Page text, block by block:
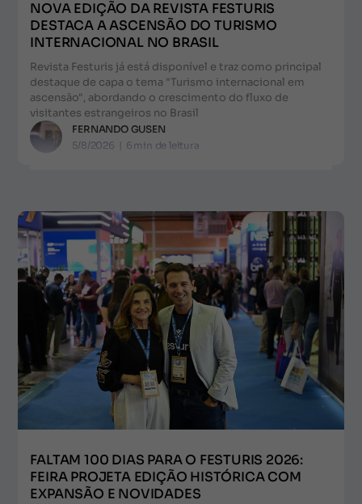
NOVA EDIÇÃO DA REVISTA FESTURIS
DESTACA A ASCENSÃO DO TURISMO
INTERNACIONAL NO BRASIL
Revista Festuris já está disponível e traz como principal
destaque de capa o tema "Turismo internacional em
ascensão", abordando o crescimento do fluxo de
visitantes estrangeiros no Brasil
FERNANDO GUSEN
5/8/2026 | 6 min de leitura
FALTAM 100 DIAS PARA O FESTURIS 2026:
FEIRA PROJETA EDIÇÃO HISTÓRICA COM
EXPANSÃO E NOVIDADES